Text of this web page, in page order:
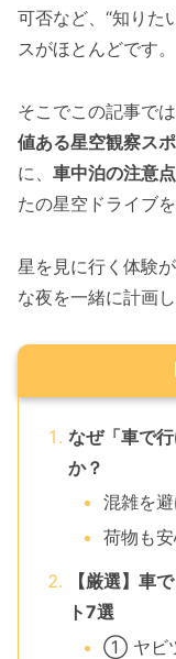
可否など、“知りた
スがほとんどです。
そこでこの記事で
値ある星空観察ス
に、 車中泊の注意点
たの星空ドライブ
星を見に行く体験
な夜を一緒に計画し
なぜ「車で
か？
混雑を
荷物も
【厳選】車
ト7選
① ヤビ